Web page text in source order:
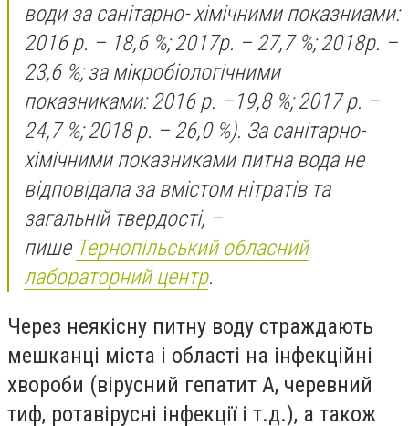
води за санітарно- хімічними показниами:
2016 р. – 18,6 %; 2017р. – 27,7 %; 2018р. –
23,6 %; за мікробіологічними
показниками: 2016 р. –19,8 %; 2017 р. –
24,7 %; 2018 р. – 26,0 %). За санітарно-
хімічними показниками питна вода не
відповідала за вмістом нітратів та
загальній твердості, –
пише Тернопільський обласний
лабораторний центр.
Через неякісну питну воду страждають
мешканці міста і області на інфекційні
хвороби (вірусний гепатит А, черевний
тиф, ротавірусні інфекції і т.д.), а також